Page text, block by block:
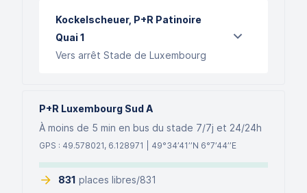
Kockelscheuer, P+R Patinoire
Quai 1
Vers arrêt Stade de Luxembourg
P+R Luxembourg Sud A
À moins de 5 min en bus du stade 7/7j et 24/24h
GPS : 49.578021, 6.128971 | 49°34’41’’N 6°7’44’’E
831 places libres/831